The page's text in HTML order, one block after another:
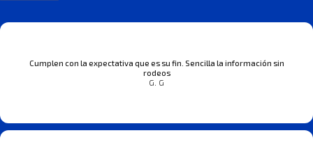
Cumplen con la expectativa que es su fin. Sencilla la información sin
rodeos
G. G